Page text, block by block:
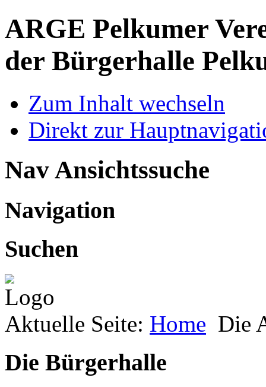
ARGE Pelkumer
der Bürgerhalle
Zum Inhalt wechseln
Direkt zur
Nav Ansichtssuche
Navigation
Suchen
Aktuelle Seite: Home Die
Die Bürgerhalle